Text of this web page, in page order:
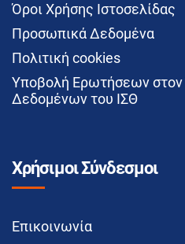
Όροι Χρήσης Ιστοσελίδας
Προσωπικά Δεδομένα
Πολιτική cookies
Υποβολή Ερωτήσεων στον
Δεδομένων του ΙΣΘ
Χρήσιμοι Σύνδεσμοι
Επικοινωνία